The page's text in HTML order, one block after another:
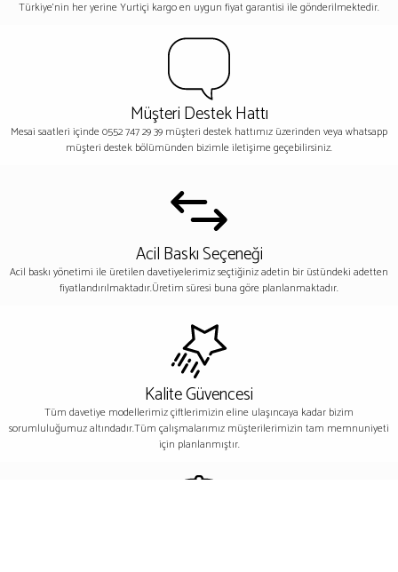
Türkiye'nin her yerine Yurtiçi kargo en uygun fiyat garantisi ile gönderilmektedir.
Müşteri Destek Hattı
Mesai saatleri içinde 0552 747 29 39 müşteri destek hattımız üzerinden veya whatsapp
müşteri destek bölümünden bizimle iletişime geçebilirsiniz.
Acil Baskı Seçeneği
Acil baskı yönetimi ile üretilen davetiyelerimiz seçtiğiniz adetin bir üstündeki adetten
fiyatlandırılmaktadır.Üretim süresi buna göre planlanmaktadır.
Kalite Güvencesi
Tüm davetiye modellerimiz çiftlerimizin eline ulaşıncaya kadar bizim
sorumluluğumuz altındadır.Tüm çalışmalarımız müşterilerimizin tam memnuniyeti
için planlanmıştır.